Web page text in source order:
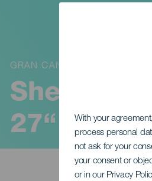
With your
process personal
not ask for your
your consent or
or in our Privacy
Sheila
27“
GRAN CANARIA